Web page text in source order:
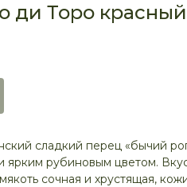
ди Торо
сладкий перец «бычий
ярким рубиновым цветом.
сочная и хрустящая,